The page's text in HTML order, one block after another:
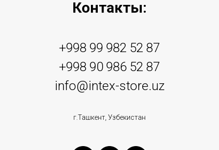
Контакты:
+998 99 982 52 87
+998 90 986 52 87
info@intex-store.uz
г.Ташкент, Узбекистан